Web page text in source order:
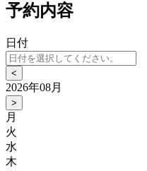
予約内容
日付
<
2026年08月
>
月
火
水
木